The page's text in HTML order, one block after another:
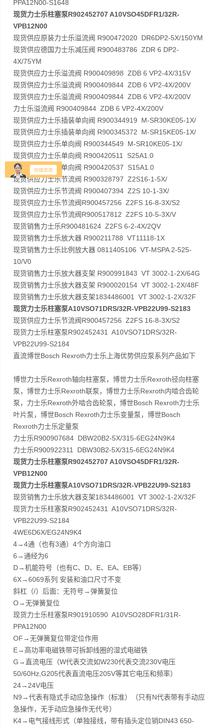
PPA12N00-S1648
现货力士乐柱塞泵R902452707 A10VSO45DFR1/32R-
VPB12N00
现货供应原装力士乐溢流阀 R900472020 DR6DP2-5X/150YM
现货供应德国力士乐减压阀 R900483786 ZDR 6 DP2-
4X/75YM
现货供应力士乐溢流阀 R900409898 ZDB 6 VP2-4X/315V
现货供应力士乐溢流阀 R900409844 ZDB 6 VP2-4X/200V
现货供应力士乐溢流阀 R900409844 ZDB 6 VP2-4X/200V
力士乐溢流阀 R900409844 ZDB 6 VP2-4X/200V
现货供应力士乐插装单向阀 R900344919 M-SR30KE05-1X/
现货供应力士乐插装单向阀 R900345372 M-SR15KE05-1X/
现货供应力士乐单向阀 R900344549 M-SR10KE05-1X/
现货供应力士乐单向阀 R900420511 S25A1.0
现货供应力士乐单向阀 R900420537 S15A1.0
现货供应力士乐节流阀 R900328797 Z2S16-1-5X/
现货供应力士乐节流阀 R900407394 Z2S 10-1-3X/
现货供应力士乐节流阀R900457256 Z2FS 16-8-3X/S2
现货供应力士乐节流阀R900517812 Z2FS 10-5-3X/V
现货销售力士乐R900481624 Z2FS 6-2-4X/2QV
现货销售力士乐放大器 R900211788 VT11118-1X
现货销售力士乐比例放大器 0811405106 VT-MSPA 2-525-
10/V0
现货销售力士乐放大器支架 R900991843 VT 3002-1-2X/64G
现货销售力士乐放大器支架 R900020154 VT 3002-1-2X/48F
现货销售力士乐放大器支架1834486001 VT 3002-1-2X/32F
现货力士乐柱塞泵A10VSO71DRS/32R-VPB22U99-S2183
现货供应力士乐节流阀R900457256 Z2FS 16-8-3X/S2
现货力士乐柱塞泵R902452431 A10VSO71DRS/32R-
VPB22U99-S2184
直流博世Bosch Rexroth力士乐上海优势供应泵系列产品如下
博世力士乐Rexroth轴向柱塞泵，博世力士乐Rexroth径向柱塞
泵，博世力士乐Rexroth联泵，博世力士乐Rexroth内啮合齿轮
泵，力士乐Rexroth外啮合齿轮泵，博世Bosch Rexroth力士乐
叶片泵，博世Bosch Rexroth力士乐变量泵，博世Bosch
Rexroth力士乐定量泵
力士乐R900907684 DBW20B2-5X/315-6EG24N9K4
力士乐R900922311 DBW30B2-5X/315-6EG24N9K4
现货力士乐柱塞泵R902452707 A10VSO45DFR1/32R-
VPB12N00
现货力士乐柱塞泵A10VSO71DRS/32R-VPB22U99-S2183
现货销售力士乐放大器支架1834486001 VT 3002-1-2X/32F
现货力士乐柱塞泵R902452431 A10VSO71DRS/32R-
VPB22U99-S2184
4WE6D6X/EG24N9K4
4→4通（也有3通）4个方向油口
6→通经为6
D→机能符号（也有C、D、E、EA、EB等）
6X→6069系列 安装和油口尺寸不变
斜杠（/）后面：无符号→弹簧复位
O→无弹簧复位
现货力士乐柱塞泵R901910590 A10VSO28DFR1/31R-
PPA12N00
OF→无弹簧复位带定位作用
E→高功率电磁铁带可拆卸线圈的湿式电磁铁
G→直流电压（W代表交流如W230代表交流230V电压
50/60Hz,G205代表直流电压205V等其它电压和频率）
24→24V电压
N9→代表有隐式手动应急操作（标准）（只有N代表带有手动应
急操作，无手动应急操作无代号）
K4→电气接线形式（单独接线，带有插头定位销DIN43 650-